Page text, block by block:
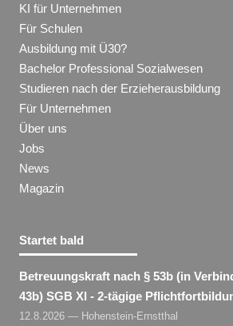
KI für Unternehmen
Für Schulen
Ausbildung mit Ü30?
Bachelor Professional Sozialwesen
Studieren nach der Erzieherausbildung
Für Unternehmen
Über uns
Jobs
News
Magazin
Startet bald
Betreuungskraft nach § 53b (in
43b) SGB XI - 2-tägige
12.8.2026 — Hohenstein-Ernstthal